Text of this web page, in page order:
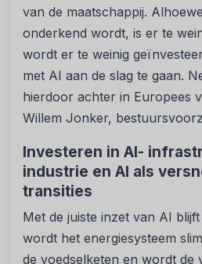
van de maatschappij.
onderkend wordt, is er te
wordt er te weinig
met AI aan de slag te gaan.
hierdoor achter in Europees
Willem Jonker,
Investeren in AI-
industrie en AI als
transities
Met de juiste inzet van AI
wordt het energiesysteem
de voedselketen en wordt de